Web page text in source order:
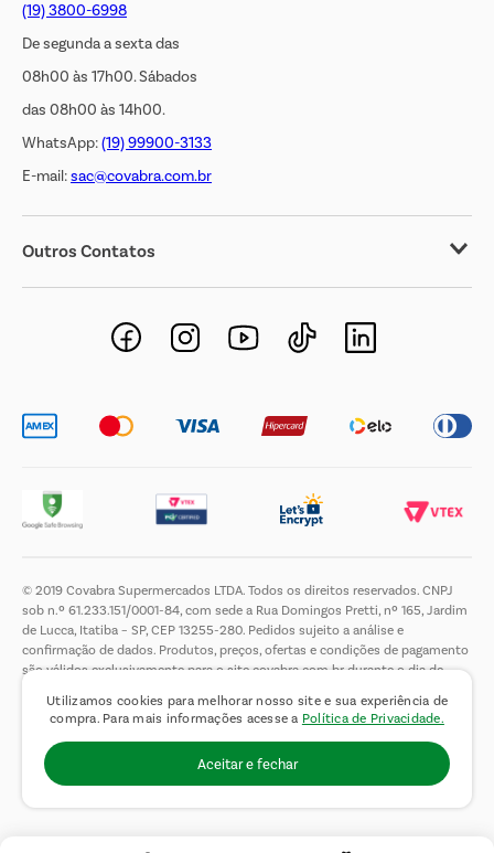
Utilizamos cookies para melhorar nosso site e sua experiência de
compra. Para mais informações acesse a Política de Privacidade.
Aceitar e fechar
(19) 3800-6998
De segunda a sexta das
08h00 às 17h00. Sábados
das 08h00 às 14h00.
WhatsApp:(19) 99900-3133
E-mail:sac@covabra.com.br
Outros Contatos
Negócios Imobiliários
Novos Fornecedores
© 2019 Covabra Supermercados LTDA. Todos os direitos reservados. CNPJ
sob n.º 61.233.151/0001-84, com sede a Rua Domingos Pretti, nº 165, Jardim
de Lucca, Itatiba – SP, CEP 13255-280. Pedidos sujeito a análise e
confirmação de dados. Produtos, preços, ofertas e condições de pagamento
são válidos exclusivamente para o site covabra.com.br durante o dia de
de limitar a quantidade máxima de produtos por compra por cliente. Não
vendemos no atacado. Fotos meramente ilustrativas.É proibida a venda e a
entrega de bebidas alcoólicas a menores de 18 (dezoito) anos, conforme Lei
n.° 8069/90, art. 81, inciso II (Estatuto da Criança e do Adolescente).